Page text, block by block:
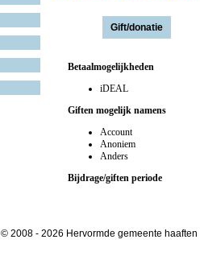
Betaalmogelijkheden
iDEAL
Giften mogelijk namens
Account
Anoniem
Anders
Bijdrage/giften periode
© 2008 - 2026 Hervormde gemeente haaften |